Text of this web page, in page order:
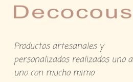
Productos artesanales y
personalizados realizados uno a
uno con mucho mimo